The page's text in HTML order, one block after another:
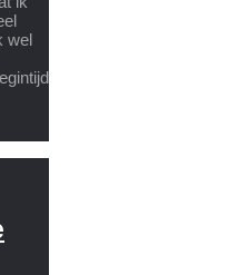
wel